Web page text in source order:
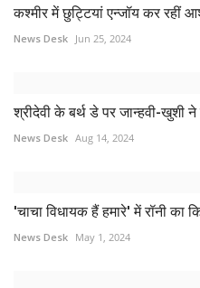
कश्मीर में छुट्टियां एन्जॉय कर रहीं
News Desk Jun 25, 2024
श्रीदेवी के बर्थ डे पर जान्हवी-खुशी
News Desk Aug 14, 2024
'चाचा विधायक हैं हमारे' में रॉनी का
News Desk May 1, 2024